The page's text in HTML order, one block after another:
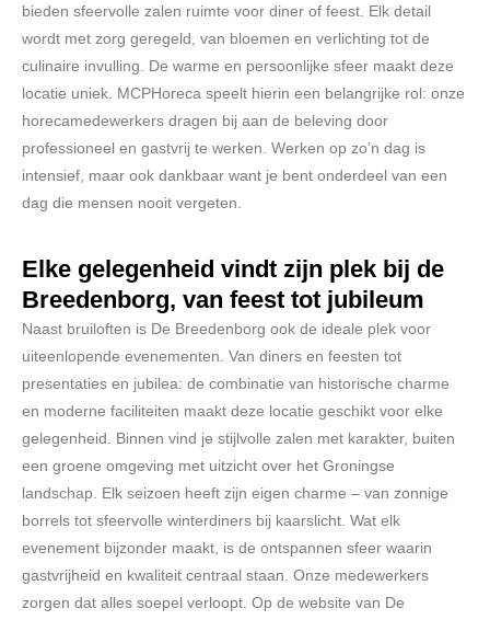
bieden sfeervolle zalen ruimte voor diner of feest. Elk detail
wordt met zorg geregeld, van bloemen en verlichting tot de
culinaire invulling. De warme en persoonlijke sfeer maakt deze
locatie uniek. MCPHoreca speelt hierin een belangrijke rol: onze
horecamedewerkers dragen bij aan de beleving door
professioneel en gastvrij te werken. Werken op zo’n dag is
intensief, maar ook dankbaar want je bent onderdeel van een
dag die mensen nooit vergeten.
Elke gelegenheid vindt zijn plek bij de
Breedenborg, van feest tot jubileum
Naast bruiloften is De Breedenborg ook de ideale plek voor
uiteenlopende evenementen. Van diners en feesten tot
presentaties en jubilea: de combinatie van historische charme
en moderne faciliteiten maakt deze locatie geschikt voor elke
gelegenheid. Binnen vind je stijlvolle zalen met karakter, buiten
een groene omgeving met uitzicht over het Groningse
landschap. Elk seizoen heeft zijn eigen charme – van zonnige
borrels tot sfeervolle winterdiners bij kaarslicht. Wat elk
evenement bijzonder maakt, is de ontspannen sfeer waarin
gastvrijheid en kwaliteit centraal staan. Onze medewerkers
zorgen dat alles soepel verloopt. Op de website van De